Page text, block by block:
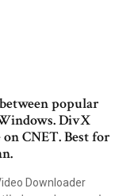
popular
DivX
CNET. Best for